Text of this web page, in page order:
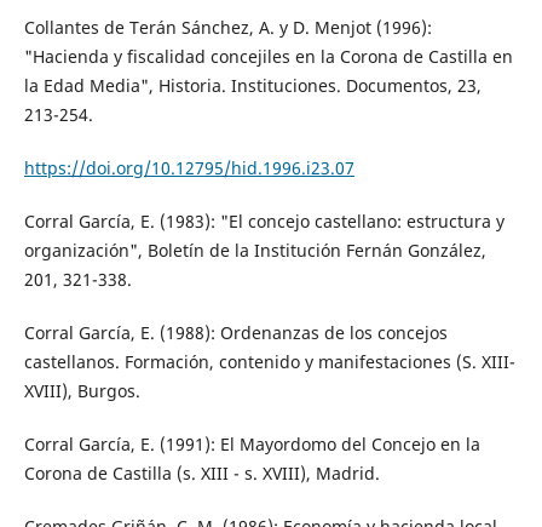
Collantes de Terán Sánchez, A. y D. Menjot (1996):
"Hacienda y fiscalidad concejiles en la Corona de Castilla en
la Edad Media", Historia. Instituciones. Documentos, 23,
213-254.
https://doi.org/10.12795/hid.1996.i23.07
Corral García, E. (1983): "El concejo castellano: estructura y
organización", Boletín de la Institución Fernán González,
201, 321-338.
Corral García, E. (1988): Ordenanzas de los concejos
castellanos. Formación, contenido y manifestaciones (S. XIII-
XVIII), Burgos.
Corral García, E. (1991): El Mayordomo del Concejo en la
Corona de Castilla (s. XIII - s. XVIII), Madrid.